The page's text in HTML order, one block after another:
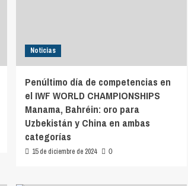
Noticias
Penúltimo día de competencias en
el IWF WORLD CHAMPIONSHIPS
Manama, Bahréin: oro para
Uzbekistán y China en ambas
categorías
15 de diciembre de 2024 0